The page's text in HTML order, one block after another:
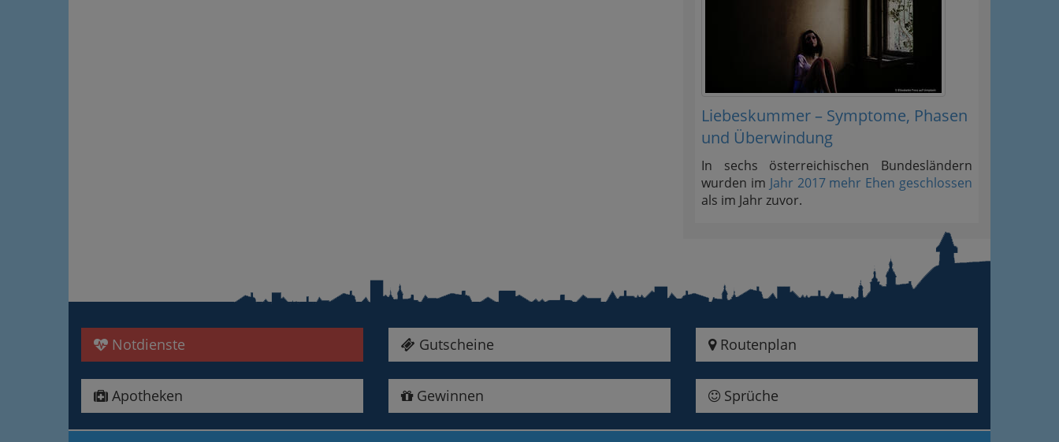
Liebeskummer – Symptome, Phasen
und Überwindung
In sechs österreichischen Bundesländern
wurden im Jahr 2017 mehr Ehen geschlossen
als im Jahr zuvor.
Notdienste
Apotheken
Gutscheine
Gewinnen
Routenplan
Sprüche